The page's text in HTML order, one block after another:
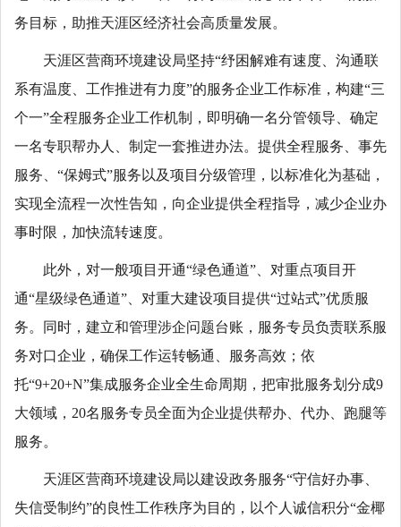
务目标，助推天涯区经济社会高质量发展。
天涯区营商环境建设局坚持“纾困解难有速度、沟通联
系有温度、工作推进有力度”的服务企业工作标准，构建“三
个一”全程服务企业工作机制，即明确一名分管领导、确定
一名专职帮办人、制定一套推进办法。提供全程服务、事先
服务、“保姆式”服务以及项目分级管理，以标准化为基础，
实现全流程一次性告知，向企业提供全程指导，减少企业办
事时限，加快流转速度。
此外，对一般项目开通“绿色通道”、对重点项目开
通“星级绿色通道”、对重大建设项目提供“过站式”优质服
务。同时，建立和管理涉企问题台账，服务专员负责联系服
务对口企业，确保工作运转畅通、服务高效；依
托“9+20+N”集成服务企业全生命周期，把审批服务划分成9
大领域，20名服务专员全面为企业提供帮办、代办、跑腿等
服务。
天涯区营商环境建设局以建设政务服务“守信好办事、
失信受制约”的良性工作秩序为目的，以个人诚信积分“金椰